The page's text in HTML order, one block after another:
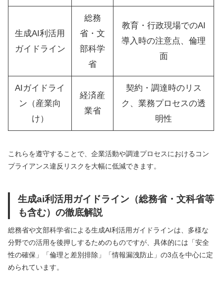
生成AI利活用
ガイドライン
総務
省・文
部科学
省
教育・行政現場でのAI
導入時の注意点、倫理
面
AIガイドライ
ン（産業向
け）
経済産
業省
契約・調達時のリス
ク、業務プロセスの透
明性
これらを遵守することで、企業活動や調達プロセスにおけるコン
プライアンス違反リスクを大幅に低減できます。
生成ai利活用ガイドライン（総務省・文科省等
も含む）の徹底解説
総務省や文部科学省による生成AI利活用ガイドラインは、多様な
分野での活用を後押しするためのものですが、具体的には「安全
性の確保」「倫理と差別排除」「情報漏洩防止」の3点を中心に定
められています。